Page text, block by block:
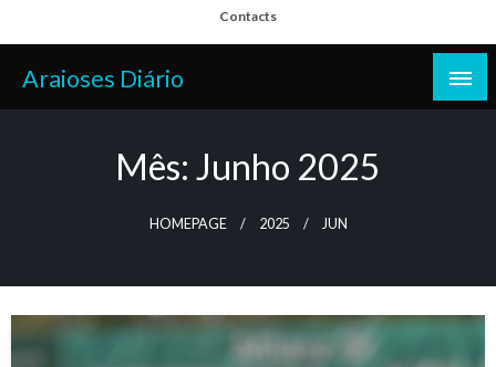
to
content
Contacts
Araioses Diário
Mês: Junho 2025
HOMEPAGE 2025 JUN